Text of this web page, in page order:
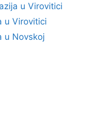
u Virovitici
u Virovitici
u Novskoj